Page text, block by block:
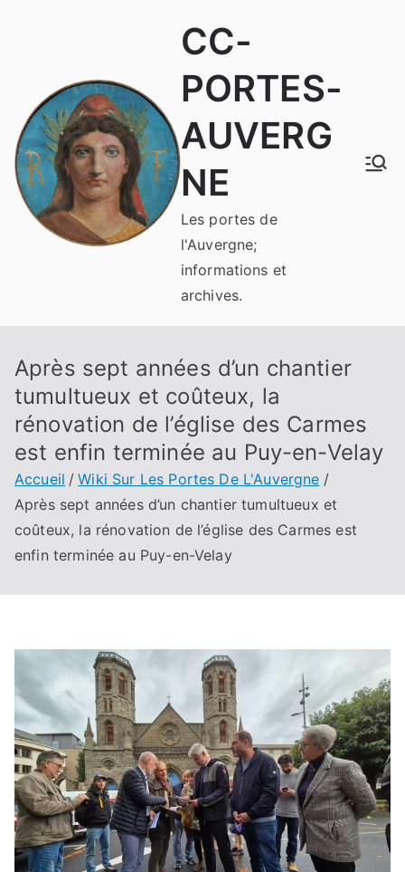
CC-
PORTES-
AUVERG
NE
Les portes de
l'Auvergne;
informations et
archives.
Après sept années d’un chantier
tumultueux et coûteux, la
rénovation de l’église des Carmes
est enfin terminée au Puy-en-Velay
Accueil
Wiki Sur Les Portes De L'Auvergne
Après sept années d’un chantier tumultueux et
coûteux, la rénovation de l’église des Carmes est
enfin terminée au Puy-en-Velay